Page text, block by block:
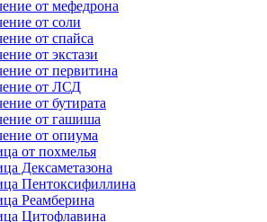
от мефедрона
от соли
от спайса
от экстази
от первитина
от ЛСД
от бутирата
от гашиша
от опиума
от похмелья
Дексаметазона
Пентоксифиллина
Реамберина
Цитофлавина